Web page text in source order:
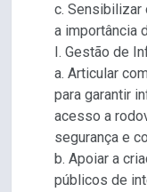
c. Sensibilizar
a importância
I. Gestão de
a. Articular
para garantir
acesso a
segurança e
b. Apoiar a
públicos de